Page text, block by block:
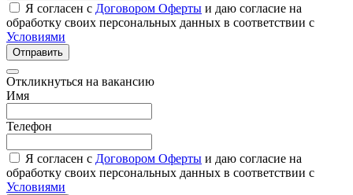
Я согласен с Договором Оферты и даю согласие на
обработку своих персональных данных в соответствии с
Условиями
Отправить
Откликнуться на вакансию
Имя
Телефон
Я согласен с Договором Оферты и даю согласие на
обработку своих персональных данных в соответствии с
Условиями